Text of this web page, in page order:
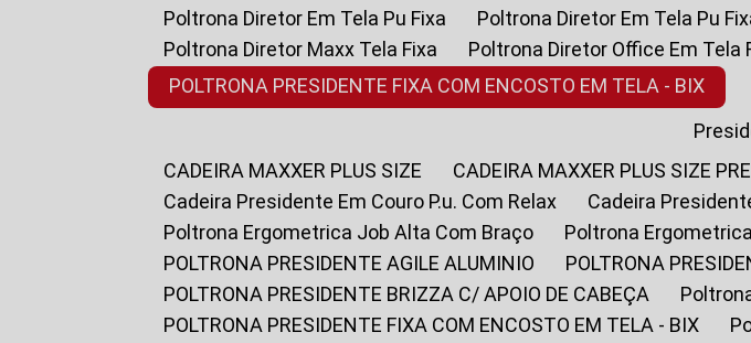
Poltrona Diretor Em Tela Pu Fixa
Poltrona Diretor Em Tela Pu
Poltrona Diretor Maxx Tela Fixa
Poltrona Diretor Office Em Tela
POLTRONA PRESIDENTE FIXA COM ENCOSTO EM TELA - BIX
CADEIRA MAXXER PLUS SIZE
CADEIRA MAXXER PLUS SIZE
Cadeira Presidente Em Couro P.u. Com Relax
Cadeira
Poltrona Ergometrica Job Alta Com Braço
Poltrona
POLTRONA PRESIDENTE AGILE ALUMINIO
POLTRONA
POLTRONA PRESIDENTE BRIZZA C/ APOIO DE CABEÇA
POLTRONA PRESIDENTE FIXA COM ENCOSTO EM TELA - BIX